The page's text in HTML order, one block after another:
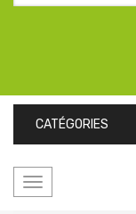
CATÉGORIES
Basculer